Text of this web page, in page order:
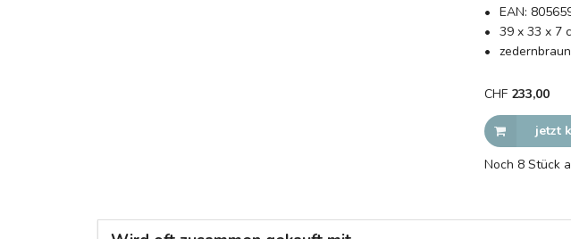
EAN:
39 x 33 x 7
CHF 233,00
jetzt
Noch 8 Stück